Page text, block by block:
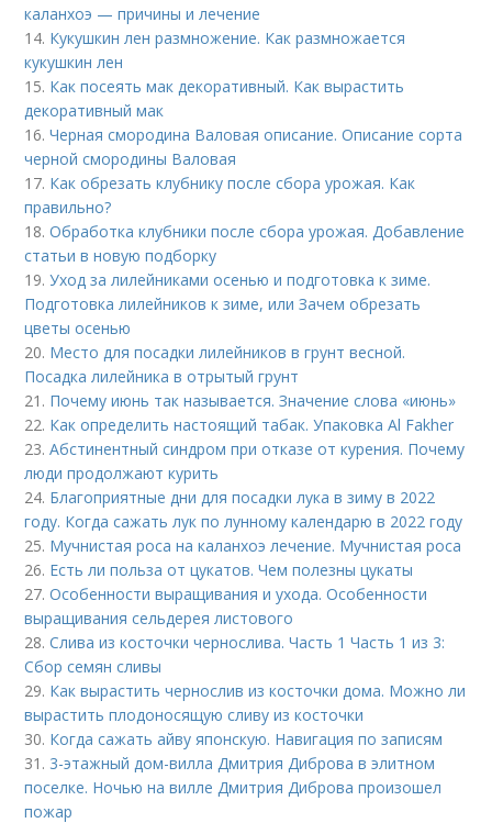
каланхоэ — причины и лечение
14. Кукушкин лен размножение. Как размножается
кукушкин лен
15. Как посеять мак декоративный. Как вырастить
декоративный мак
16.Черная смородина Валовая описание. Описание сорта
черной смородины Валовая
17. Как обрезать клубнику после сбора урожая. Как
правильно?
18.Обработка клубники после сбора урожая. Добавление
статьи в новую подборку
19.Уход за лилейниками осенью и подготовка к зиме.
Подготовка лилейников к зиме, или Зачем обрезать
цветы осенью
20. Место для посадки лилейников в грунт весной.
Посадка лилейника в отрытый грунт
21. Почему июнь так называется. Значение слова «июнь»
22. Как определить настоящий табак. Упаковка Al Fakher
23.Абстинентный синдром при отказе от курения. Почему
люди продолжают курить
24. Благоприятные дни для посадки лука в зиму в 2022
году. Когда сажать лук по лунному календарю в 2022 году
25. Мучнистая роса на каланхоэ лечение. Мучнистая роса
26. Есть ли польза от цукатов. Чем полезны цукаты
27.Особенности выращивания и ухода. Особенности
выращивания сельдерея листового
28.Слива из косточки чернослива. Часть 1 Часть 1 из 3:
Сбор семян сливы
29. Как вырастить чернослив из косточки дома. Можно ли
вырастить плодоносящую сливу из косточки
30. Когда сажать айву японскую. Навигация по записям
31. 3-этажный дом-вилла Дмитрия Диброва в элитном
поселке. Ночью на вилле Дмитрия Диброва произошел
пожар